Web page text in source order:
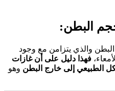
والذي يتزامن مع وجود
فهذا دليل على أن غازات
الطبيعي إلى خارج البطن وهو